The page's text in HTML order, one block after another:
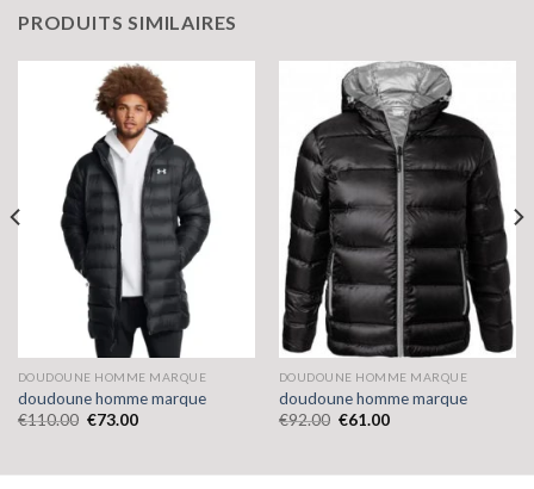
PRODUITS SIMILAIRES
DOUDOUNE HOMME MARQUE
doudoune homme marque
€110.00 €73.00
DOUDOUNE HOMME MARQUE
doudoune homme marque
€92.00 €61.00